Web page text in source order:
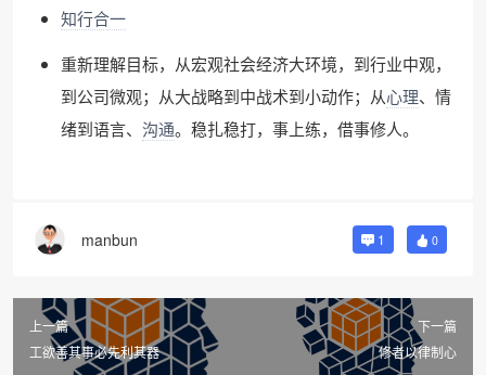
知行合一
重新理解目标，从宏观社会经济大环境，到行业中观，
到公司微观；从大战略到中战术到小动作；从心理、情
绪到语言、 沟通。稳扎稳打，事上练，借事修人。
manbun 1 0
上一篇
工欲善其事必先利其器
下一篇
修者以律制心